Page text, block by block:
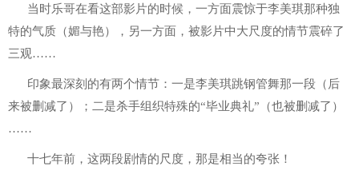
当时乐哥在看这部影片的时候，一方面震惊于李美琪那种独
特的气质（媚与艳），另一方面，被影片中大尺度的情节震碎了
三观……
印象最深刻的有两个情节：一是李美琪跳钢管舞那一段（后
来被删减了）；二是杀手组织特殊的“毕业典礼”（也被删减了）
……
十七年前，这两段剧情的尺度，那是相当的夸张！